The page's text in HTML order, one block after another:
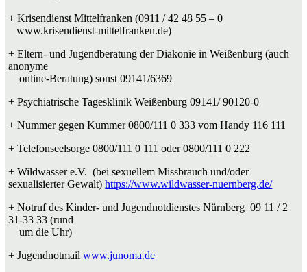
+ Krisendienst Mittelfranken (0911 / 42 48 55 – 0
www.krisendienst-mittelfranken.de)
+ Eltern- und Jugendberatung der Diakonie in Weißenburg (auch
anonyme
online-Beratung) sonst 09141/6369
+ Psychiatrische Tagesklinik Weißenburg 09141/ 90120-0
+ Nummer gegen Kummer 0800/111 0 333 vom Handy 116 111
+ Telefonseelsorge 0800/111 0 111 oder 0800/111 0 222
+ Wildwasser e.V. (bei sexuellem Missbrauch und/oder
sexualisierter Gewalt)https://www.wildwasser-nuernberg.de/
+ Notruf des Kinder- und Jugendnotdienstes Nürnberg 09 11 / 2
31-33 33 (rund
um die Uhr)
+ Jugendnotmailwww.junoma.de